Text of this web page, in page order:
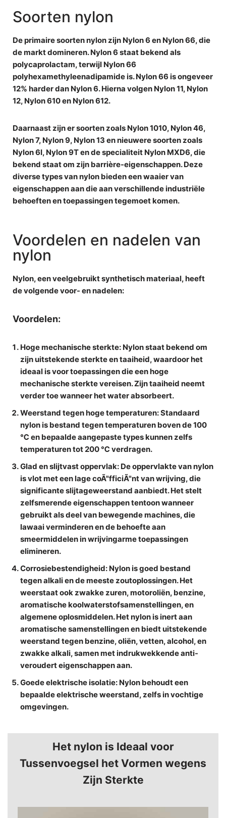
Soorten nylon
De primaire soorten nylon zijn Nylon 6 en Nylon 66, die
de markt domineren. Nylon 6 staat bekend als
polycaprolactam, terwijl Nylon 66
polyhexamethyleenadipamide is. Nylon 66 is ongeveer
12% harder dan Nylon 6. Hierna volgen Nylon 11, Nylon
12, Nylon 610 en Nylon 612.
Daarnaast zijn er soorten zoals Nylon 1010, Nylon 46,
Nylon 7, Nylon 9, Nylon 13 en nieuwere soorten zoals
Nylon 6I, Nylon 9T en de specialiteit Nylon MXD6, die
bekend staat om zijn barrière-eigenschappen. Deze
diverse types van nylon bieden een waaier van
eigenschappen aan die aan verschillende industriële
behoeften en toepassingen tegemoet komen.
Voordelen en nadelen van
nylon
Nylon, een veelgebruikt synthetisch materiaal, heeft
de volgende voor- en nadelen:
Voordelen:
Hoge mechanische sterkte: Nylon staat bekend om
zijn uitstekende sterkte en taaiheid, waardoor het
ideaal is voor toepassingen die een hoge
mechanische sterkte vereisen. Zijn taaiheid neemt
verder toe wanneer het water absorbeert.
Weerstand tegen hoge temperaturen: Standaard
nylon is bestand tegen temperaturen boven de 100
℃ en bepaalde aangepaste types kunnen zelfs
temperaturen tot 200 ℃ verdragen.
Glad en slijtvast oppervlak: De oppervlakte van nylon
is vlot met een lage coÃ"fficiÃ"nt van wrijving, die
significante slijtageweerstand aanbiedt. Het stelt
zelfsmerende eigenschappen tentoon wanneer
gebruikt als deel van bewegende machines, die
lawaai verminderen en de behoefte aan
smeermiddelen in wrijvingarme toepassingen
elimineren.
Corrosiebestendigheid: Nylon is goed bestand
tegen alkali en de meeste zoutoplossingen. Het
weerstaat ook zwakke zuren, motoroliën, benzine,
aromatische koolwaterstofsamenstellingen, en
algemene oplosmiddelen. Het nylon is inert aan
aromatische samenstellingen en biedt uitstekende
weerstand tegen benzine, oliën, vetten, alcohol, en
zwakke alkali, samen met indrukwekkende anti-
veroudert eigenschappen aan.
Goede elektrische isolatie: Nylon behoudt een
bepaalde elektrische weerstand, zelfs in vochtige
omgevingen.
Het nylon is Ideaal voor
Tussenvoegsel het Vormen wegens
Zijn Sterkte